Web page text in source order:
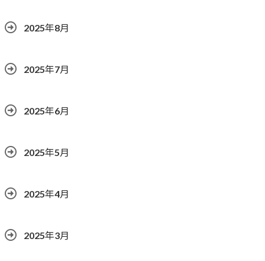
2025年8月
2025年7月
2025年6月
2025年5月
2025年4月
2025年3月